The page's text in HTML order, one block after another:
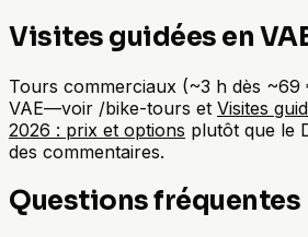
Visites guidées en
Tours commerciaux (~3 h dès ~69
VAE—voir /bike-tours et Visites
2026 : prix et options plutôt que le
des commentaires.
Questions fréquentes